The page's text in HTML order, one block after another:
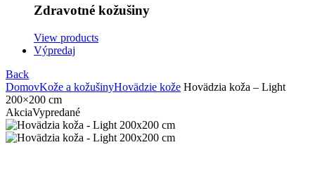
Zdravotné kožušiny
View products
Výpredaj
Back
DomovKože a kožušinyHovädzie kože Hovädzia koža – Light
200×200 cm
AkciaVypredané